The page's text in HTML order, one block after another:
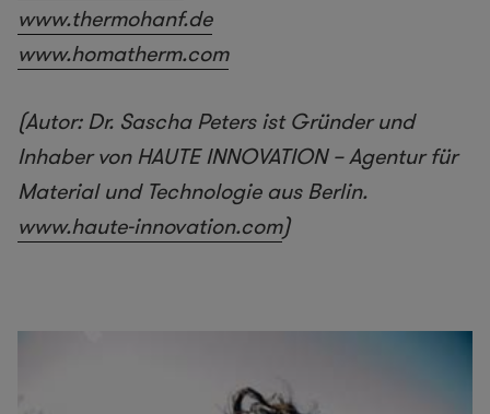
www.thermohanf.de
www.homatherm.com
(Autor: Dr. Sascha Peters ist Gründer und
Inhaber von HAUTE INNOVATION – Agentur für
Material und Technologie aus Berlin.
www.haute-innovation.com)